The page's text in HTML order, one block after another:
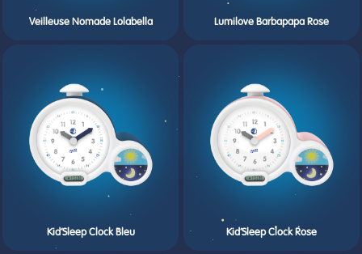
Veilleuse Nomade Lolabella Lumilove Barbapapa Rose
Kid’Sleep Clock Bleu Kid’Sleep Clock Rose